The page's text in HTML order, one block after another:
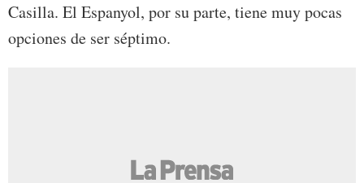
Casilla. El Espanyol, por su parte, tiene muy pocas
opciones de ser séptimo.